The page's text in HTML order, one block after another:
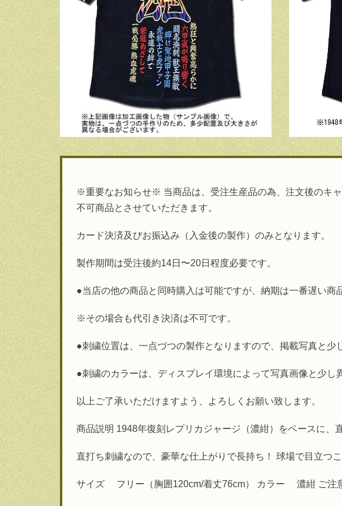
※重要なお知らせ※ 当商品は、受注生産品の為、注文後のキ
不可商品とさせていただきます。
カード決済及びお振込み（入金後の製作）のみとなります。
製作期間は受注後約14日〜20日程度必要です。
●当店の他の商品と同時購入は可能ですが、納期は一番遅い商
※その場合も代引き決済は不可です。
●刺繍位置は、一点づつの製作となりますので、掲載写真と少
●刺繍のカラーは、ディスプレイ環境によって写真画像と少し
以上ご了承いただけますよう、よろしくお願い致します。
商品説明 1948年復刻レプリカジャージ（濃紺）をベースに、
直打ち刺繍なので、豪華な仕上がりで長持ち！ 球場で目立つ
サイズ フリー（胸囲120cm/着丈76cm） カラー 濃紺 ご注意